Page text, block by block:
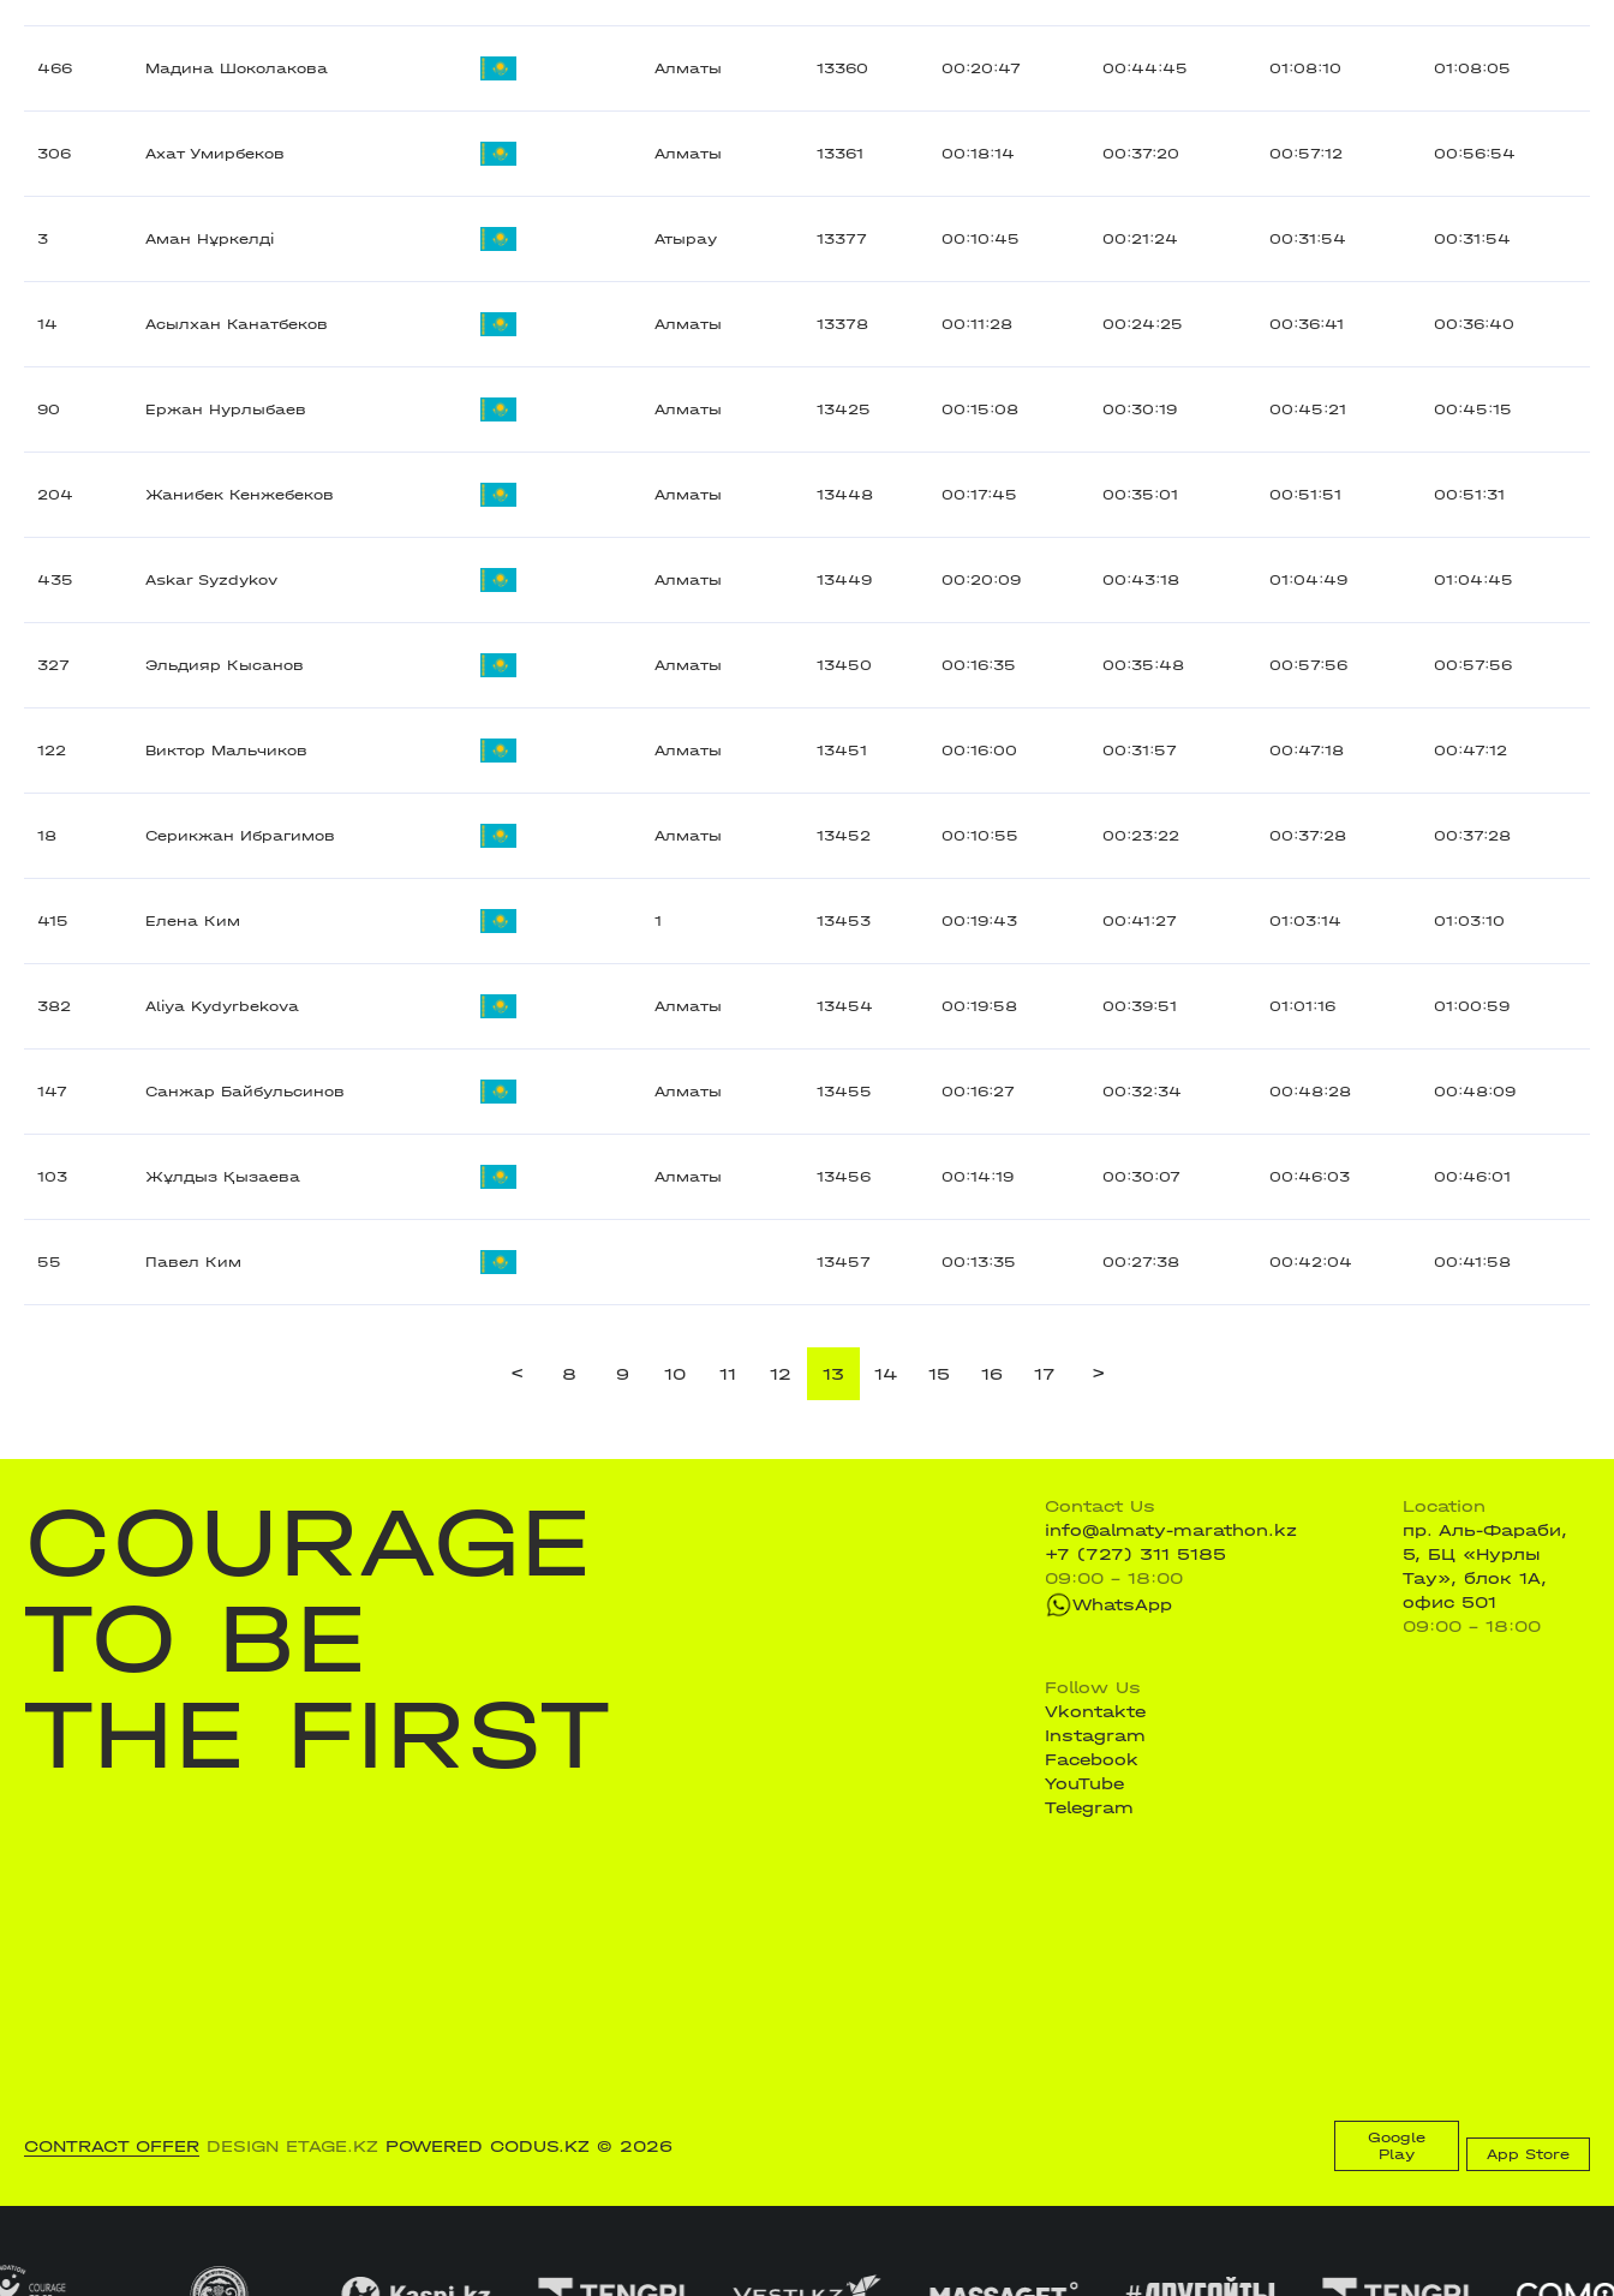
466 Мадина Шоколакова Алматы 13360 00:20:47 00:44:45 01:08:10 01:08:05
306 Ахат Умирбеков Алматы 13361 00:18:14 00:37:20 00:57:12 00:56:54
3 Аман Нұркелді Атырау 13377 00:10:45 00:21:24 00:31:54 00:31:54
14 Асылхан Канатбеков Алматы 13378 00:11:28 00:24:25 00:36:41 00:36:40
90 Ержан Нурлыбаев Алматы 13425 00:15:08 00:30:19 00:45:21 00:45:15
204 Жанибек Кенжебеков Алматы 13448 00:17:45 00:35:01 00:51:51 00:51:31
435 Askar Syzdykov Алматы 13449 00:20:09 00:43:18 01:04:49 01:04:45
327 Эльдияр Кысанов Алматы 13450 00:16:35 00:35:48 00:57:56 00:57:56
122 Виктор Мальчиков Алматы 13451 00:16:00 00:31:57 00:47:18 00:47:12
18 Серикжан Ибрагимов Алматы 13452 00:10:55 00:23:22 00:37:28 00:37:28
415 Елена Ким 1 13453 00:19:43 00:41:27 01:03:14 01:03:10
382 Aliya Kydyrbekova Алматы 13454 00:19:58 00:39:51 01:01:16 01:00:59
147 Санжар Байбульсинов Алматы 13455 00:16:27 00:32:34 00:48:28 00:48:09
103 Жұлдыз Қызаева Алматы 13456 00:14:19 00:30:07 00:46:03 00:46:01
55 Павел Ким 13457 00:13:35 00:27:38 00:42:04 00:41:58
< 8 9 10 11 12 13 14 15 16 17 >
COURAGE
TO BE
THE FIRST
Contact Us
info@almaty-marathon.kz
+7 (727) 311 5185
09:00 - 18:00
WhatsApp
Location
пр. Аль-Фараби,
5, БЦ «Нурлы
Тау», блок 1А,
офис 501
09:00 - 18:00
Follow Us
Vkontakte
Instagram
Facebook
YouTube
Telegram
CONTRACT OFFER DESIGN ETAGE.KZ POWERED CODUS.KZ © 2026
Google
Play
App Store